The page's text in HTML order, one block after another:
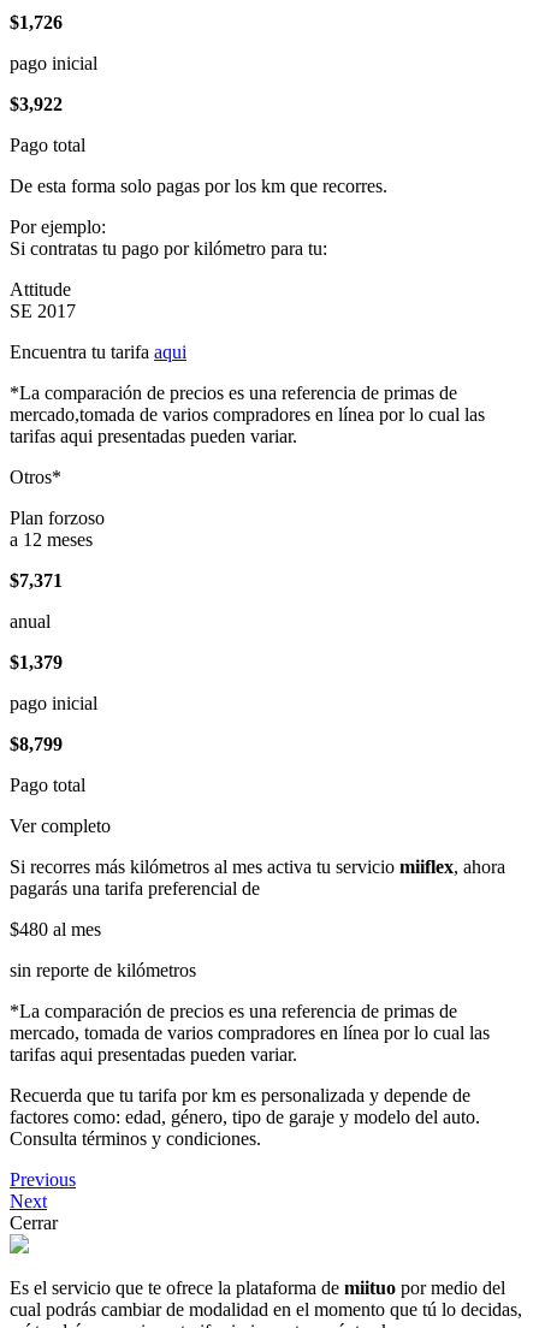
$1,726
pago inicial
$3,922
Pago total
De esta forma solo pagas por los km que recorres.
Por ejemplo:
Si contratas tu pago por kilómetro para tu:
Attitude
SE 2017
Encuentra tu tarifa aqui
*La comparación de precios es una referencia de primas de
mercado,tomada de varios compradores en línea por lo cual las
tarifas aqui presentadas pueden variar.
Otros*
Plan forzoso
a 12 meses
$7,371
anual
$1,379
pago inicial
$8,799
Pago total
Ver completo
Si recorres más kilómetros al mes activa tu servicio miiflex, ahora
pagarás una tarifa preferencial de
$480 al mes
sin reporte de kilómetros
*La comparación de precios es una referencia de primas de
mercado, tomada de varios compradores en línea por lo cual las
tarifas aqui presentadas pueden variar.
Recuerda que tu tarifa por km es personalizada y depende de
factores como: edad, género, tipo de garaje y modelo del auto.
Consulta términos y condiciones.
Previous
Next
Cerrar
Es el servicio que te ofrece la plataforma de miituo por medio del
cual podrás cambiar de modalidad en el momento que tú lo decidas,